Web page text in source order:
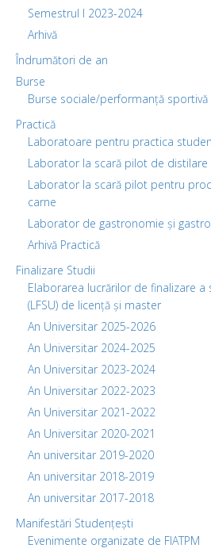
Semestrul I 2023-2024
Arhivă
Îndrumători de an
Burse
Burse sociale/performanță sportivă
Practică
Laboratoare pentru practica
Laborator la scară pilot de distilare
Laborator la scară pilot pentru
carne
Laborator de gastronomie și
Arhivă Practică
Finalizare Studii
Elaborarea lucrărilor de finalizare a
(LFSU) de licență și master
An Universitar 2025-2026
An Universitar 2024-2025
An Universitar 2023-2024
An Universitar 2022-2023
An Universitar 2021-2022
An Universitar 2020-2021
An universitar 2019-2020
An universitar 2018-2019
An universitar 2017-2018
Manifestări Studențești
Evenimente organizate de FIATPM